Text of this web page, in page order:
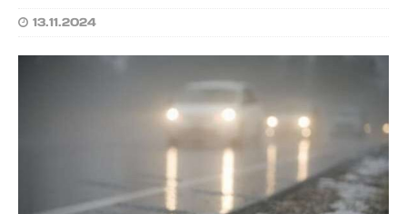
13.11.2024